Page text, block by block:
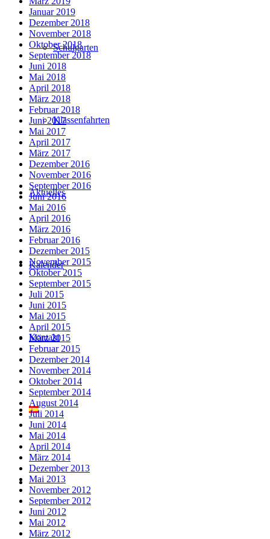
Schulgarten
Klassenfahrten
Aktuelles
Kalender
Kontakt
Suche
Januar 2019
Dezember 2018
November 2018
Oktober 2018
September 2018
Juni 2018
Mai 2018
April 2018
März 2018
Februar 2018
Juni 2017
Mai 2017
April 2017
März 2017
Dezember 2016
November 2016
September 2016
Juni 2016
Mai 2016
April 2016
März 2016
Februar 2016
Dezember 2015
November 2015
Oktober 2015
September 2015
Juli 2015
Juni 2015
Mai 2015
April 2015
März 2015
Februar 2015
Dezember 2014
November 2014
Oktober 2014
September 2014
August 2014
Juli 2014
Juni 2014
Mai 2014
April 2014
März 2014
Dezember 2013
Mai 2013
November 2012
September 2012
Juni 2012
Mai 2012
März 2012